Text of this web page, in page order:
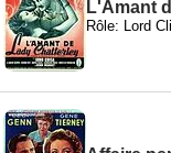
L'Amant
Rôle: Lord